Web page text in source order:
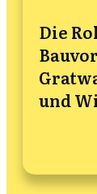
Die
und